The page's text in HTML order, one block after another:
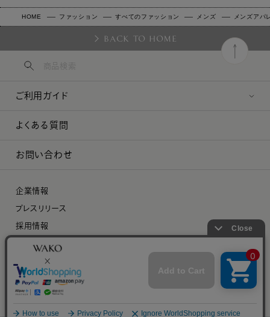
HOME ファッション すべてのファッション メンズ メンズアパ
BACK TO HOME
ご利用ガイド
よくある質問
お問い合わせ
企業情報
プレスリリース
採用情報
特定商取引に関する法律に基づく表示
プライバシーポリシー